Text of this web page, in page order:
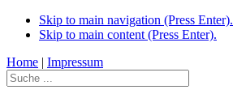
Skip to main navigation (Press Enter).
Skip to main content (Press Enter).
Home | Impressum